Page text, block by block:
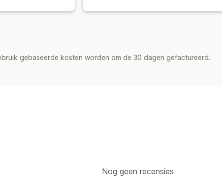
gebaseerde kosten worden om de 30 dagen gefactureerd.
Nog geen recensies